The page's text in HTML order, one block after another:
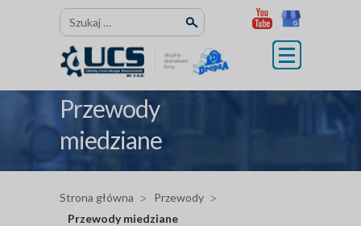
Szukaj:
Przewody
miedziane
Strona główna
Przewody
Przewody miedziane